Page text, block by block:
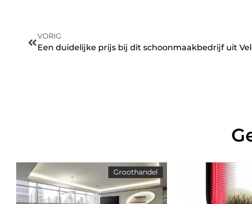
VORIG
Een duidelijke prijs bij dit schoonmaakbedrijf uit
Groothandel